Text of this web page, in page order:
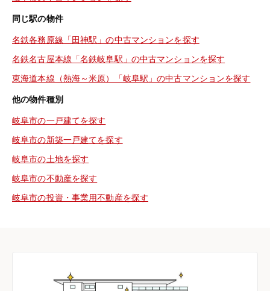
同じ駅の物件
名鉄各務原線「田神駅」の中古マンションを探す
名鉄名古屋本線「名鉄岐阜駅」の中古マンションを探す
東海道本線（熱海～米原）「岐阜駅」の中古マンションを探す
他の物件種別
岐阜市の一戸建てを探す
岐阜市の新築一戸建てを探す
岐阜市の土地を探す
岐阜市の不動産を探す
岐阜市の投資・事業用不動産を探す